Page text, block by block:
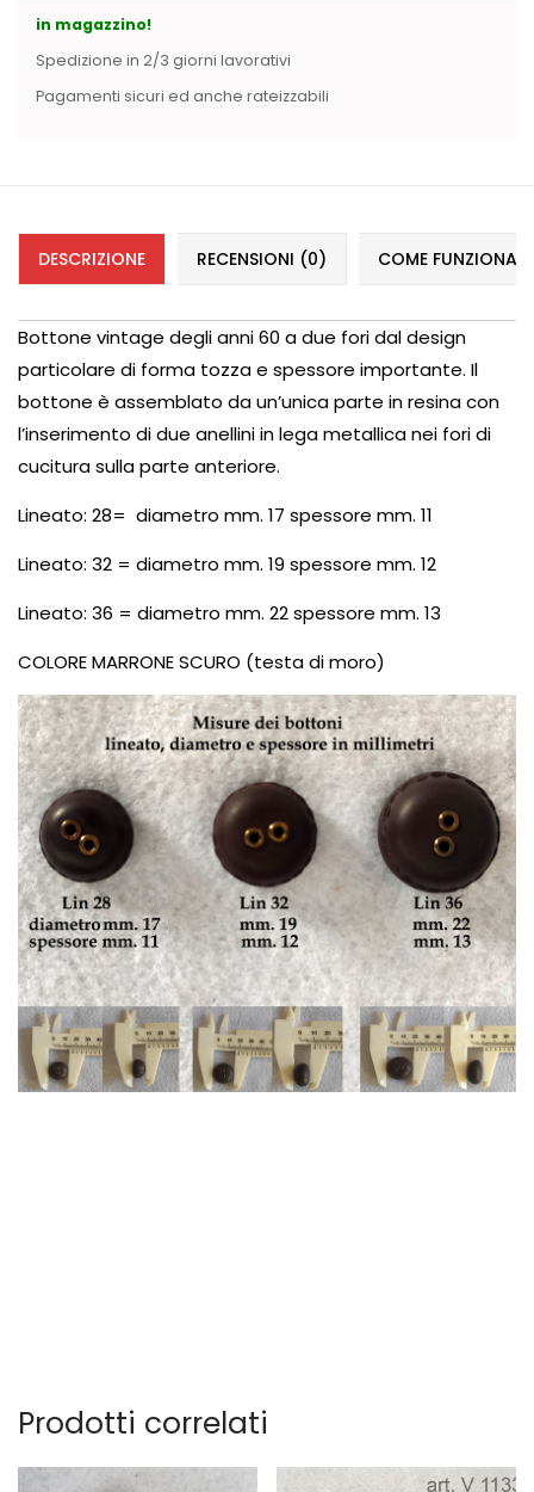
in magazzino!
Spedizione in 2/3 giorni lavorativi
Pagamenti sicuri ed anche rateizzabili
DESCRIZIONE RECENSIONI (0) COME
Bottone vintage degli anni 60 a due foridal design
particolare di forma tozza e spessore importante. Il
bottone è assemblato da un’unica parte in resina con
l’inserimento di due anellini in lega metallica nei fori di
cucitura sulla parte anteriore.
Lineato: 28= diametro mm. 17 spessore mm. 11
Lineato: 32 = diametro mm. 19 spessore mm. 12
Lineato: 36 = diametro mm. 22 spessore mm. 13
COLORE MARRONE SCURO (testa di moro)
Prodotti correlati